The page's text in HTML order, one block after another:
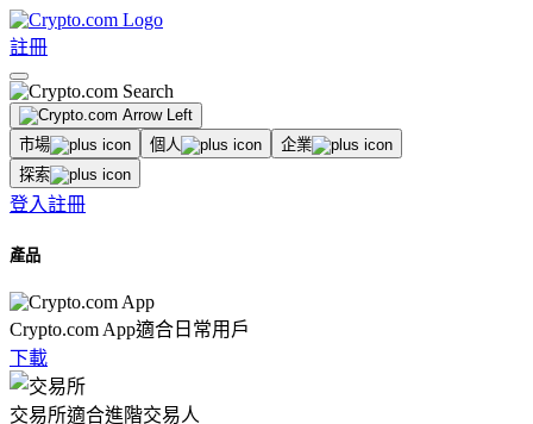
註冊
市場 個人
企業
探索
登入註冊
產品
Crypto.com App適合日常用戶
下載
交易所適合進階交易人